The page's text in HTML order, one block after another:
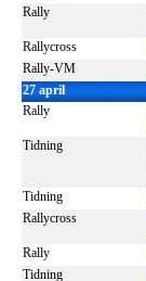
Rally
Rallycross
Rally-VM
27 april
Rally
Tidning
Tidning
Rallycross
Rally
Tidning